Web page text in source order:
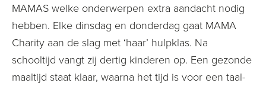
MAMAS welke onderwerpen extra aandacht nodig
hebben. Elke dinsdag en donderdag gaat MAMA
Charity aan de slag met ‘haar’ hulpklas. Na
schooltijd vangt zij dertig kinderen op. Een gezonde
maaltijd staat klaar, waarna het tijd is voor een taal-